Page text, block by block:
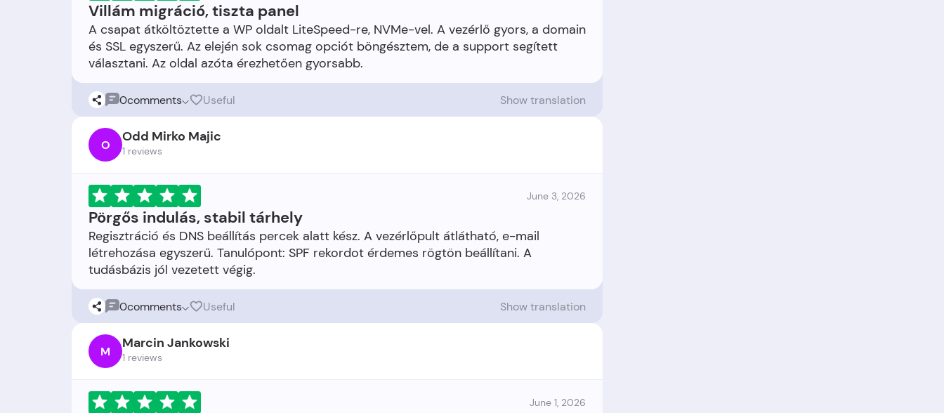
Villám migráció, tiszta panel
A csapat átköltöztette a WP oldalt LiteSpeed-re, NVMe-vel. A vezérlő gyors, a domain
és SSL egyszerű. Az elején sok csomag opciót böngésztem, de a support segített
0comments Useful Show translation
O Odd Mirko Majic
1 reviews
June 3, 2026
Pörgős indulás, stabil tárhely
Regisztráció és DNS beállítás percek alatt kész. A vezérlőpult átlátható, e-mail
létrehozása egyszerű. Tanulópont: SPF rekordot érdemes rögtön beállítani. A
0comments Useful Show translation
M Marcin Jankowski
1 reviews
June 1, 2026